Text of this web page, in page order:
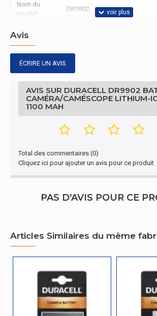
Nom du
produit
DR9902
Contenu de l'emballage
paquet
Emballage
Largeur de
l'emballage
de
l'emballage
119 mm
Hauteur de
Capacité de
1100 mAh
système
harmonisé
85065090
Avis
ÉCRIRE UN AVIS
AVIS SUR DURACELL DR9902
CAMÉRA/CAMÉSCOPE LITHIUM-
1100 MAH
Total des commentaires (0)
Cliquez ici pour ajouter un avis pour ce produit
PAS D'AVIS POUR CE
Articles Similaires du même